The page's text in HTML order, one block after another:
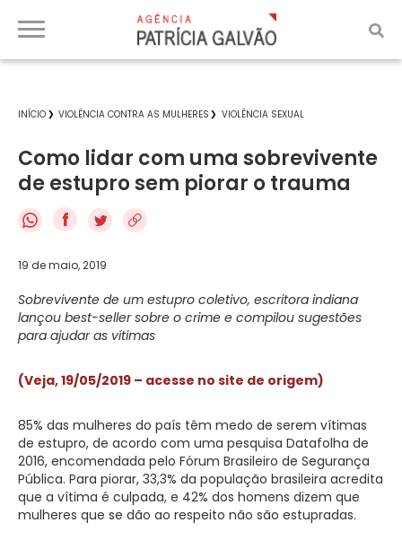
INÍCIO VIOLÊNCIA CONTRA AS MULHERES VIOLÊNCIA SEXUAL
Como lidar com uma sobrevivente
de estupro sem piorar o trauma
f
19 de maio, 2019
Sobrevivente de um estupro coletivo, escritora indiana
lançou best-seller sobre o crime e compilou sugestões
para ajudar as vítimas
(Veja, 19/05/2019 – acesse no site de origem)
85% das mulheres do país têm medo de serem vítimas
de estupro, de acordo com uma pesquisa Datafolha de
2016, encomendada pelo Fórum Brasileiro de Segurança
Pública. Para piorar, 33,3% da população brasileira acredita
que a vítima é culpada, e 42% dos homens dizem que
mulheres que se dão ao respeito não são estupradas.